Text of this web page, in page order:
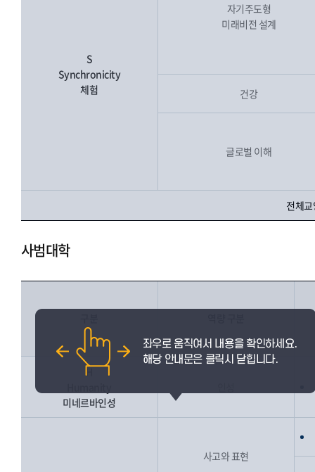
S
Synchronicity
체험
자기주도형
미래비전 설계
건강
글로벌 이해
전체
사범대학
H
미네르바인성
사고와 표현